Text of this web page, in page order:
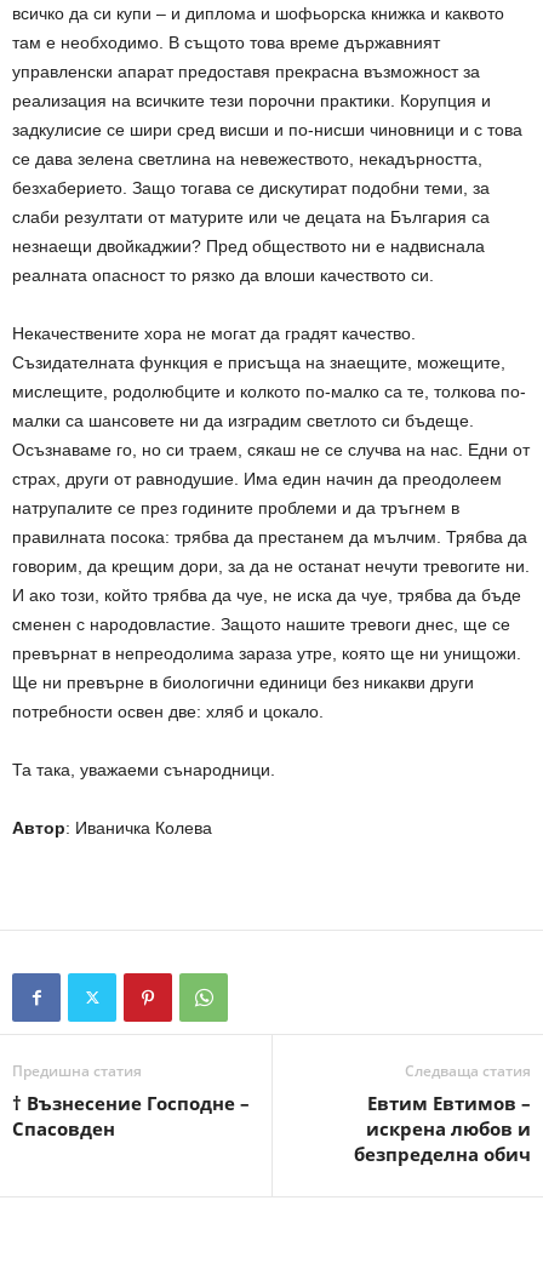
всичко да си купи – и диплома и шофьорска книжка и каквото
там е необходимо. В същото това време държавният
управленски апарат предоставя прекрасна възможност за
реализация на всичките тези порочни практики. Корупция и
задкулисие се шири сред висши и по-нисши чиновници и с това
се дава зелена светлина на невежеството, некадърността,
безхаберието. Защо тогава се дискутират подобни теми, за
слаби резултати от матурите или че децата на България са
незнаещи двойкаджии? Пред обществото ни е надвиснала
реалната опасност то рязко да влоши качеството си.
Некачествените хора не могат да градят качество.
Съзидателната функция е присъща на знаещите, можещите,
мислещите, родолюбците и колкото по-малко са те, толкова по-
малки са шансовете ни да изградим светлото си бъдеще.
Осъзнаваме го, но си траем, сякаш не се случва на нас. Едни от
страх, други от равнодушие. Има един начин да преодолеем
натрупалите се през годините проблеми и да тръгнем в
правилната посока: трябва да престанем да мълчим. Трябва да
говорим, да крещим дори, за да не останат нечути тревогите ни.
И ако този, който трябва да чуе, не иска да чуе, трябва да бъде
сменен с народовластие. Защото нашите тревоги днес, ще се
превърнат в непреодолима зараза утре, която ще ни унищожи.
Ще ни превърне в биологични единици без никакви други
потребности освен две: хляб и цокало.
Та така, уважаеми сънародници.
Автор: Иваничка Колева
Предишна статия
† Възнесение Господне –
Спасовден
Следваща статия
Евтим Евтимов –
искрена любов и
безпределна обич